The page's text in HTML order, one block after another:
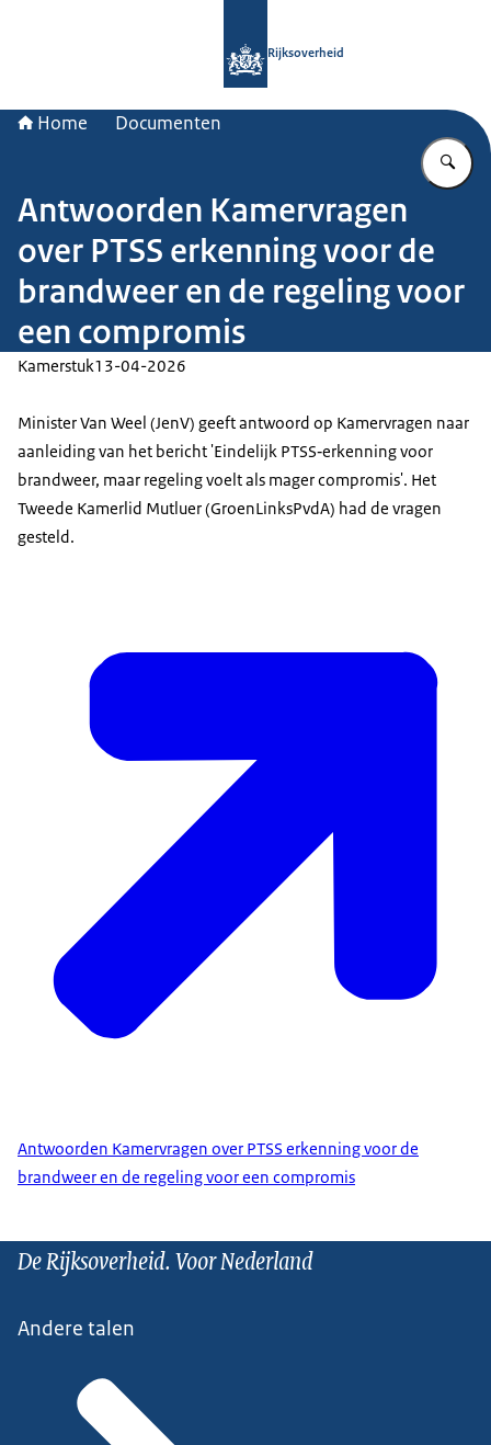
Rijksoverheid
Home Documenten
Antwoorden Kamervragen
over PTSS erkenning voor de
brandweer en de regeling voor
een compromis
Kamerstuk13-04-2026
Minister Van Weel (JenV) geeft antwoord op Kamervragen naar
aanleiding van het bericht 'Eindelijk PTSS‑erkenning voor
brandweer, maar regeling voelt als mager compromis'. Het
Tweede Kamerlid Mutluer (GroenLinksPvdA) had de vragen
gesteld.
Antwoorden Kamervragen over PTSS erkenning voor de
brandweer en de regeling voor een compromis
De Rijksoverheid. Voor Nederland
Andere talen